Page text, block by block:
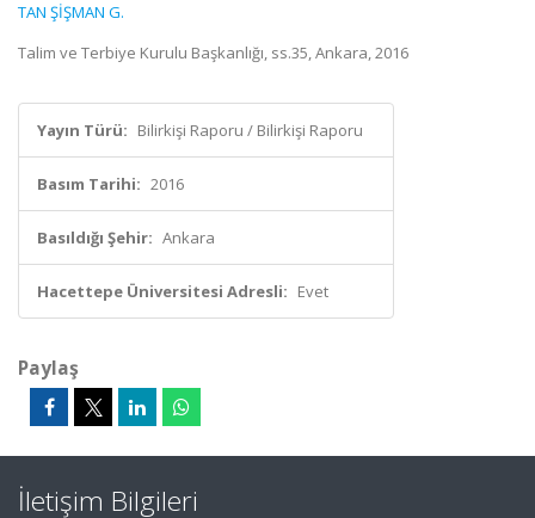
TAN ŞİŞMAN G.
Talim ve Terbiye Kurulu Başkanlığı, ss.35, Ankara, 2016
Yayın Türü: Bilirkişi Raporu / Bilirkişi Raporu
Basım Tarihi: 2016
Basıldığı Şehir: Ankara
Hacettepe Üniversitesi Adresli: Evet
Paylaş
İletişim Bilgileri